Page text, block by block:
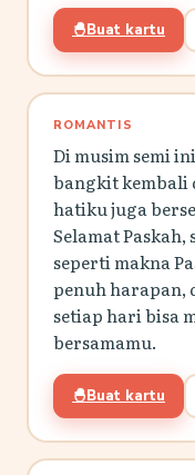
🐣Buat kartu
ROMANTIS
Di musim semi
bangkit kembali
hatiku juga
Selamat
seperti makna
penuh harapan,
setiap hari bisa
bersamamu.
🐣Buat kartu